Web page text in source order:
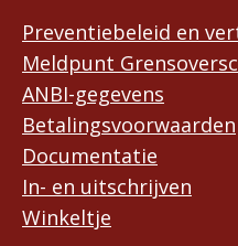
Preventiebeleid en
Meldpunt
ANBI-gegevens
Betalingsvoorwaarden
Documentatie
In- en uitschrijven
Winkeltje